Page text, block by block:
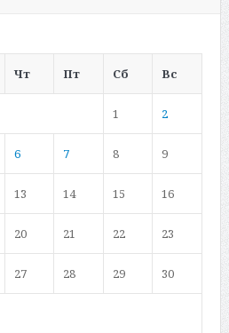
Чт Пт Сб Вс
1 2
6 7 8 9
13 14 15 16
20 21 22 23
27 28 29 30